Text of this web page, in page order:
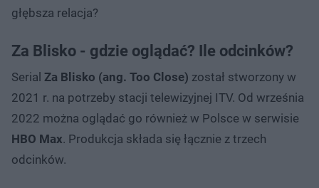
głębsza relacja?
Za Blisko - gdzie oglądać? Ile odcinków?
Serial Za Blisko (ang. Too Close) został stworzony w
2021 r. na potrzeby stacji telewizyjnej ITV. Od września
2022 można oglądać go również w Polsce w serwisie
HBO Max. Produkcja składa się łącznie z trzech
odcinków.